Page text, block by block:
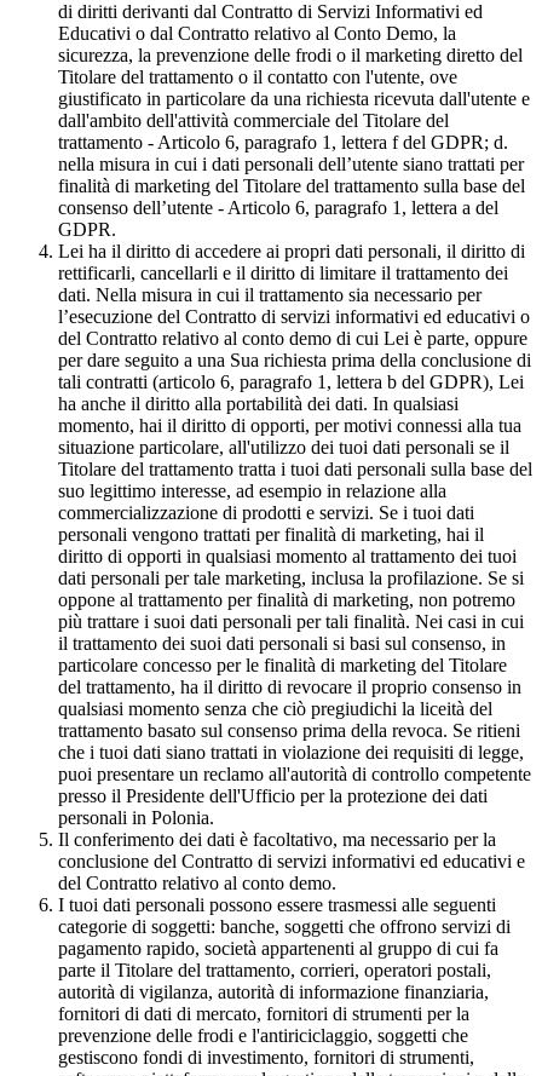
di diritti derivanti dal Contratto di Servizi Informativi ed
Educativi o dal Contratto relativo al Conto Demo, la
sicurezza, la prevenzione delle frodi o il marketing diretto del
Titolare del trattamento o il contatto con l'utente, ove
giustificato in particolare da una richiesta ricevuta dall'utente e
dall'ambito dell'attività commerciale del Titolare del
trattamento - Articolo 6, paragrafo 1, lettera f del GDPR; d.
nella misura in cui i dati personali dell’utente siano trattati per
finalità di marketing del Titolare del trattamento sulla base del
consenso dell’utente - Articolo 6, paragrafo 1, lettera a del
GDPR.
Lei ha il diritto di accedere ai propri dati personali, il diritto di
rettificarli, cancellarli e il diritto di limitare il trattamento dei
dati. Nella misura in cui il trattamento sia necessario per
l’esecuzione del Contratto di servizi informativi ed educativi o
del Contratto relativo al conto demo di cui Lei è parte, oppure
per dare seguito a una Sua richiesta prima della conclusione di
tali contratti (articolo 6, paragrafo 1, lettera b del GDPR), Lei
ha anche il diritto alla portabilità dei dati. In qualsiasi
momento, hai il diritto di opporti, per motivi connessi alla tua
situazione particolare, all'utilizzo dei tuoi dati personali se il
Titolare del trattamento tratta i tuoi dati personali sulla base del
suo legittimo interesse, ad esempio in relazione alla
commercializzazione di prodotti e servizi. Se i tuoi dati
personali vengono trattati per finalità di marketing, hai il
diritto di opporti in qualsiasi momento al trattamento dei tuoi
dati personali per tale marketing, inclusa la profilazione. Se si
oppone al trattamento per finalità di marketing, non potremo
più trattare i suoi dati personali per tali finalità. Nei casi in cui
il trattamento dei suoi dati personali si basi sul consenso, in
particolare concesso per le finalità di marketing del Titolare
del trattamento, ha il diritto di revocare il proprio consenso in
qualsiasi momento senza che ciò pregiudichi la liceità del
trattamento basato sul consenso prima della revoca. Se ritieni
che i tuoi dati siano trattati in violazione dei requisiti di legge,
puoi presentare un reclamo all'autorità di controllo competente
presso il Presidente dell'Ufficio per la protezione dei dati
personali in Polonia.
Il conferimento dei dati è facoltativo, ma necessario per la
conclusione del Contratto di servizi informativi ed educativi e
del Contratto relativo al conto demo.
I tuoi dati personali possono essere trasmessi alle seguenti
categorie di soggetti: banche, soggetti che offrono servizi di
pagamento rapido, società appartenenti al gruppo di cui fa
parte il Titolare del trattamento, corrieri, operatori postali,
autorità di vigilanza, autorità di informazione finanziaria,
fornitori di dati di mercato, fornitori di strumenti per la
prevenzione delle frodi e l'antiriciclaggio, soggetti che
gestiscono fondi di investimento, fornitori di strumenti,